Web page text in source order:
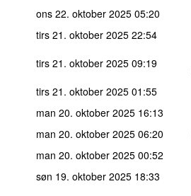
ons 22. oktober 2025 05:20
tirs 21. oktober 2025 22:54
tirs 21. oktober 2025 09:19
tirs 21. oktober 2025 01:55
man 20. oktober 2025 16:13
man 20. oktober 2025 06:20
man 20. oktober 2025 00:52
søn 19. oktober 2025 18:33